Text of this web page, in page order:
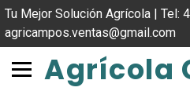
Tu Mejor Solución Agrícola | Tel:
agricampos.ventas@gmail.com
Agrícola